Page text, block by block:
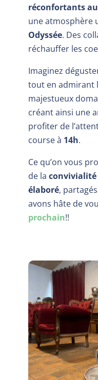
réconfortants
une atmosphère
Odyssée. Des
réchauffer les
Imaginez
tout en admirant
majestueux
créant ainsi une
profiter de
course à 14h.
Ce qu’on vous
de la convivialité
élaboré,
avons hâte de
prochain!!